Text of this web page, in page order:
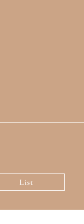
List